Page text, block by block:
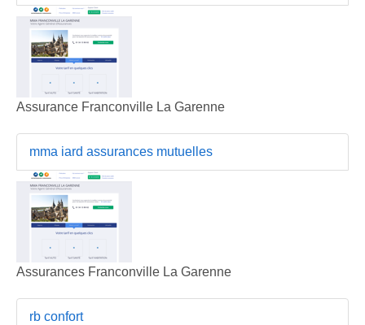
Assurance Franconville La Garenne
mma iard assurances mutuelles
Assurances Franconville La Garenne
rb confort